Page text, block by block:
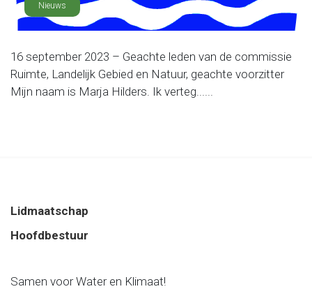
Nieuws
16 september 2023 – Geachte leden van de commissie
Ruimte, Landelijk Gebied en Natuur, geachte voorzitter
Mijn naam is Marja Hilders. Ik verteg......
Lidmaatschap
Hoofdbestuur
Samen voor Water en Klimaat!